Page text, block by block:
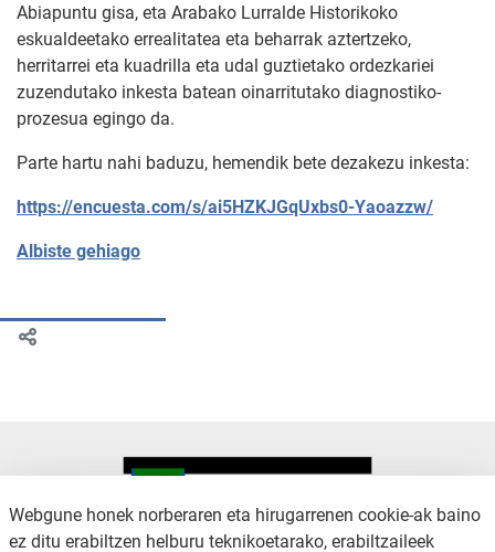
Abiapuntu gisa, eta Arabako Lurralde Historikoko
eskualdeetako errealitatea eta beharrak aztertzeko,
herritarrei eta kuadrilla eta udal guztietako ordezkariei
zuzendutako inkesta batean oinarritutako diagnostiko-
prozesua egingo da.
Parte hartu nahi baduzu, hemendik bete dezakezu inkesta:
https://encuesta.com/s/ai5HZKJGqUxbs0-Yaoazzw/
Albiste gehiago
Webgune honek norberaren eta hirugarrenen cookie-ak baino
ez ditu erabiltzen helburu teknikoetarako, erabiltzaileek